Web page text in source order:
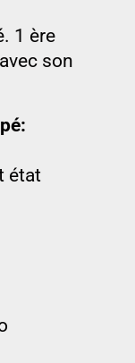
1 ère
son
état